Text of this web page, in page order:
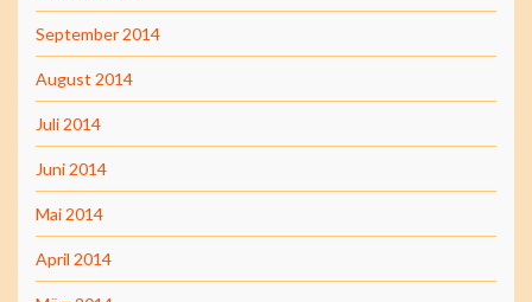
September 2014
August 2014
Juli 2014
Juni 2014
Mai 2014
April 2014